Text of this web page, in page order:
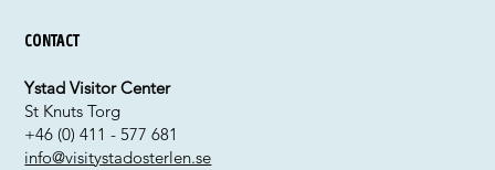
Contact
Ystad Visitor Center
St Knuts Torg
+46 (0) 411 - 577 681
info@visitystadosterlen.se